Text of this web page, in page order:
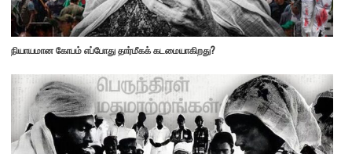
நியாயமான கோபம் எப்போது தார்மீகக் கடமையாகிறது?